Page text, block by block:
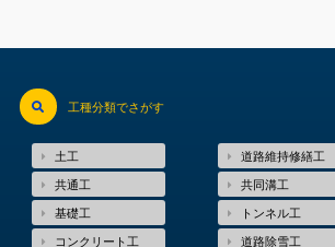
工種分類でさがす
土工
共通工
基礎工
コンクリート工
道路維持修繕工
共同溝工
トンネル工
道路除雪工